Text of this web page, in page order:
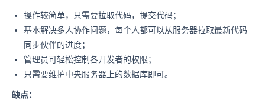
操作较简单，只需要拉取代码，提交代码；
基本解决多人协作问题，每个人都可以从服务器拉取最新代码
同步伙伴的进度；
管理员可轻松控制各开发者的权限；
只需要维护中央服务器上的数据库即可。
缺点：